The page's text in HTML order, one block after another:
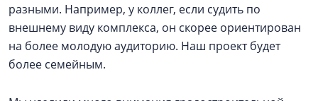
разными. Например, у коллег, если судить по
внешнему виду комплекса, он скорее ориентирован
на более молодую аудиторию. Наш проект будет
более семейным.